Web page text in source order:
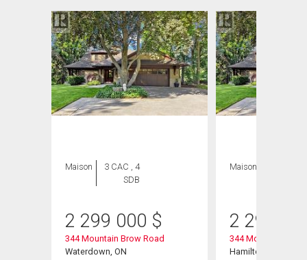
Maison
3 CAC , 4
SDB
2 299 000 $
344 Mountain Brow Road
Waterdown, ON
Maison
2 299
344 Mountain
Hamilton, ON